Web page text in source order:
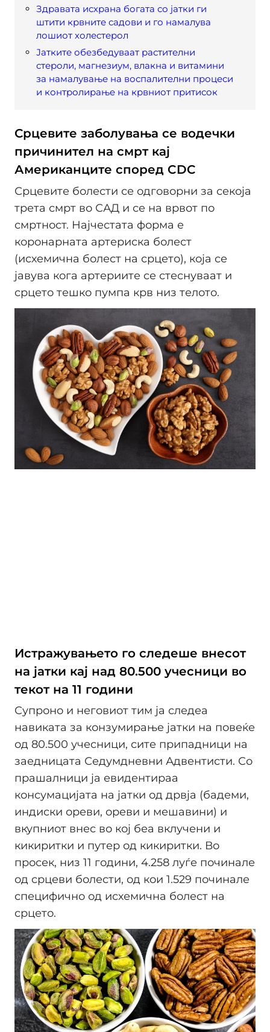
Здравата исхрана богата со јатки ги
штити крвните садови и го намалува
лошиот холестерол
Јатките обезбедуваат растителни
стероли, магнезиум, влакна и витамини
за намалување на воспалителни процеси
и контролирање на крвниот притисок
Срцевите заболувања се водечки
причинител на смрт кај
Американците според CDC
Срцевите болести се одговорни за секоја
трета смрт во САД и се на врвот по
смртност. Најчестата форма е
коронарната артериска болест
(исхемична болест на срцето), која се
јавува кога артериите се стеснуваат и
срцето тешко пумпа крв низ телото.
Истражувањето го следеше внесот
на јатки кај над 80.500 учесници во
текот на 11 години
Супроно и неговиот тим ја следеа
навиката за конзумирање јатки на повеќе
од 80.500 учесници, сите припадници на
заедницата Седумдневни Адвентисти. Со
прашалници ја евидентираа
консумацијата на јатки од дрвја (бадеми,
индиски ореви, ореви и мешавини) и
вкупниот внес во кој беа вклучени и
кикиритки и путер од кикиритки. Во
просек, низ 11 години, 4.258 луѓе починале
од срцеви болести, од кои 1.529 починале
специфично од исхемична болест на
срцето.